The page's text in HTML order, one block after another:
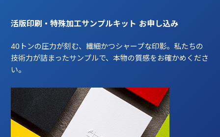
活版印刷・特殊加工サンプルキット お申し込み
40トンの圧力が刻む、繊細かつシャープな印影。私たちの
技術力が詰まったサンプルで、本物の質感をお確かめくださ
い。